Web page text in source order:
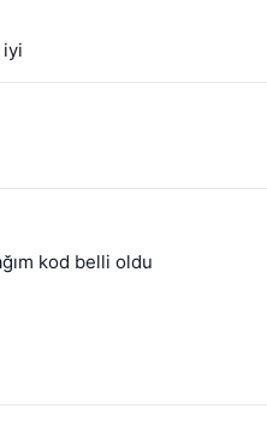
iyi
kod belli oldu